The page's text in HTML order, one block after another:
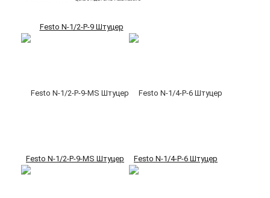
Festo N-1/2-P-9 Штуцер
Festo N-1/2-P-9-MS Штуцер Festo N-1/4-P-6 Штуцер